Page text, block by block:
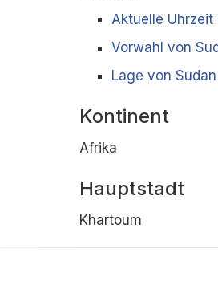
Aktuelle Uhrzeit
Vorwahl von
Lage von
Kontinent
Afrika
Hauptstadt
Khartoum